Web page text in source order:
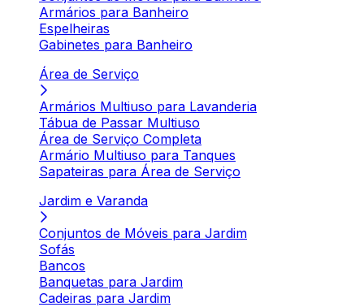
Armários para Banheiro
Espelheiras
Gabinetes para Banheiro
Área de Serviço
Armários Multiuso para Lavanderia
Tábua de Passar Multiuso
Área de Serviço Completa
Armário Multiuso para Tanques
Sapateiras para Área de Serviço
Jardim e Varanda
Conjuntos de Móveis para Jardim
Sofás
Bancos
Banquetas para Jardim
Cadeiras para Jardim